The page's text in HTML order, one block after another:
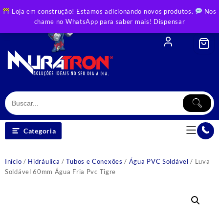
Loja em construção! Estamos adicionando novos produtos.
Nos
chame no WhatsApp para saber mais! Dispensar
to
Categoria
Início / Hidráulica /Tubos e Conexões / Água PVC Soldável / Luva
Soldável 60mm Água Fria Pvc Tigre